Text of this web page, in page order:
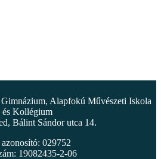
Alapfokú Művészeti Iskola
és Kollégium
Bálint Sándor utca 14.
029752
19082435-2-06